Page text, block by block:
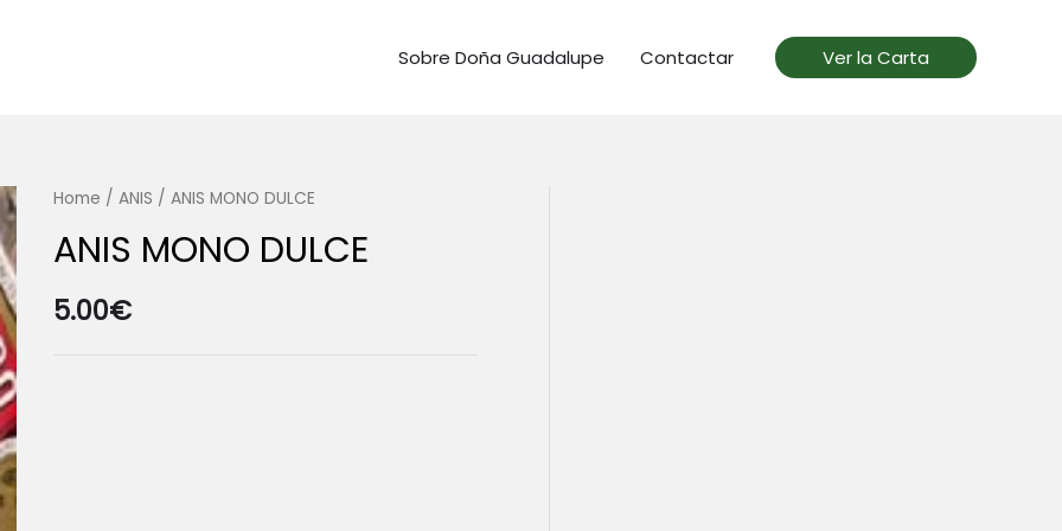
Sobre Doña Guadalupe Contactar Ver la Carta
Home / ANIS / ANIS MONO DULCE
ANIS MONO DULCE
5.00€